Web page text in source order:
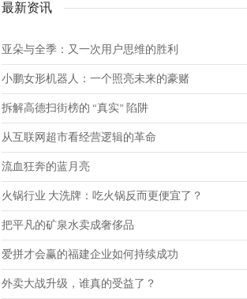
最新资讯
亚朵与全季：又一次用户思维的胜利
小鹏女形机器人：一个照亮未来的豪赌
拆解高德扫街榜的 “真实” 陷阱
从互联网超市看经营逻辑的革命
流血狂奔的蓝月亮
火锅行业 大洗牌：吃火锅反而更便宜了？
把平凡的矿泉水卖成奢侈品
爱拼才会赢的福建企业如何持续成功
外卖大战升级，谁真的受益了？